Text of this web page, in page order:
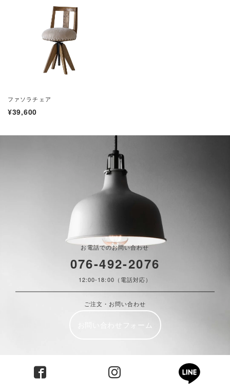
ファソラチェア
¥39,600
お電話でのお問い合わせ
076-492-2076
12:00-18:00（電話対応）
ご注文・お問い合わせ
お問い合わせフォーム